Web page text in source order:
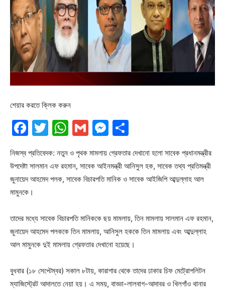
শেয়ার করতে ক্লিক করুন
Facebook
Twitter
WhatsApp
GmailMessenger
নিজস্ব প্রতিবেদক: নতুন ও পৃথক মামলায় গ্রেফতার দেখানো হলো সাবেক প্রধানমন্ত্রীর
উপদেষ্টা সালমান এফ রহমান, সাবেক আইনমন্ত্রী আনিসুল হক, সাবেক তথ্য প্রতিমন্ত্রী
জুনায়েদ আহমেদ পলক, সাবেক বিচারপতি মানিক ও সাবেক আইজিপি আব্দুল্লাহ আল
মামুনকে।
তাদের মধ্যে সাবেক বিচারপতি মানিককে ছয় মামলায়, তিন মামলায় সালমান এফ রহমান,
জুনায়েদ আহমেদ পলককে তিন মামলায়, আনিসুল হককে তিন মামলায় এবং আব্দুল্লাহ
আল মামুনকে দুই মামলায় গ্রেফতার দেখানো হয়েছে।
বুধবার (১৮ সেপ্টেম্বর) সকাল ৮টায়, কারাগার থেকে তাদের ঢাকার চিফ মেট্রোপলিটন
ম্যাজিস্ট্রেট আদালতে নেয়া হয়। এ সময়, বাড্ডা-লালবাগ-আদাবর ও খিলগাঁও থানার